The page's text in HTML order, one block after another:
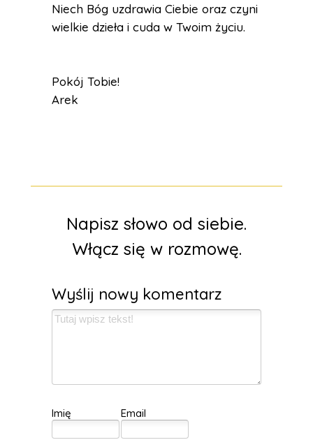
Niech Bóg uzdrawia Ciebie oraz czyni
wielkie dzieła i cuda w Twoim życiu.
Pokój Tobie!
Arek
Napisz słowo od siebie.
Włącz się w rozmowę.
Wyślij nowy komentarz
Imię Email